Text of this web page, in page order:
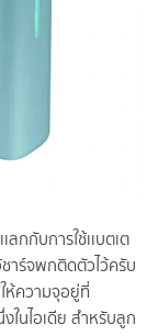
กกับการใช้เเบตเต
าร์จพกติดตัวไว้ครับ
ให้ความจุอยู่ที่
ในไอเดีย สำหรับลูก